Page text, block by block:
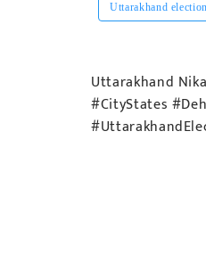
Uttarakhand
Uttarakhand
#CityStates